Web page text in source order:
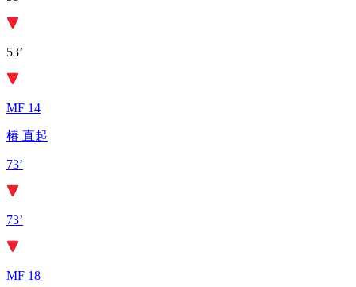
53’
MF 14
椿 直起
73’
73’
MF 18